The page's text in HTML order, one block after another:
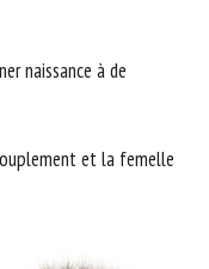
naissance à de
et la femelle